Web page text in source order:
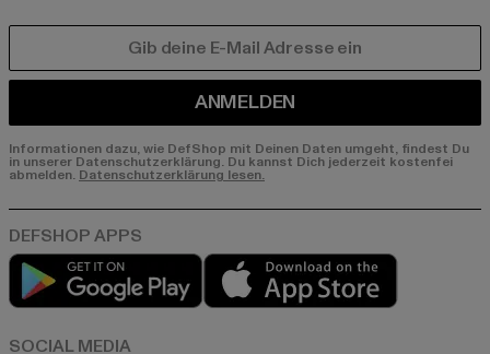
ANMELDEN
Informationen dazu, wie DefShop mit Deinen Daten umgeht, findest Du
in unserer Datenschutzerklärung. Du kannst Dich jederzeit kostenfei
abmelden. Datenschutzerklärung lesen.
Play market